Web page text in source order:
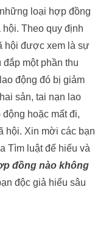
loại hợp đồng
hội. Theo quy định
hội được xem là sự
đắp một phần thu
động đó bị giảm
sản, tai nạn lao
hoặc mất đi,
hội. Xin mời các bạn
Tìm luậtđể hiểu và
đồng nào không
độc giả hiểu sâu